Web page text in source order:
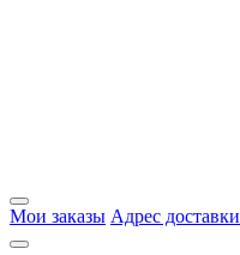
Мои заказы Адрес доставки